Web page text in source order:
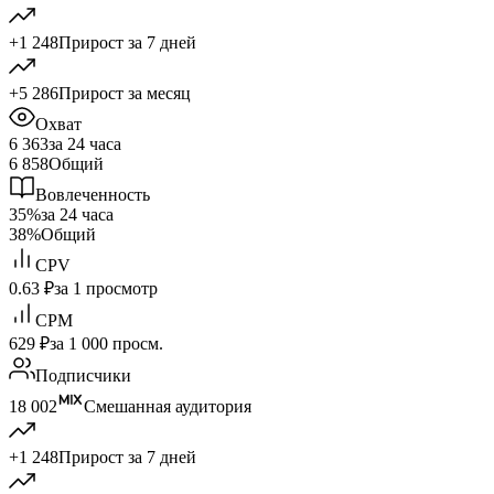
+1 248Прирост за 7 дней
+5 286Прирост за месяц
Охват
6 363за 24 часа
6 858Общий
Вовлеченность
35%за 24 часа
38%Общий
CPV
0.63 ₽за 1 просмотр
CPM
629 ₽за 1 000 просм.
Подписчики
18 002
Смешанная аудитория
+1 248Прирост за 7 дней